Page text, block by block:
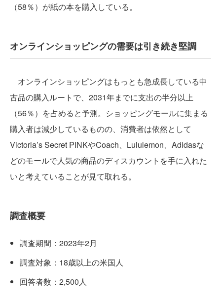
（58％）が紙の本を購入している。
オンラインショッピングの需要は引き続き堅調
オンラインショッピングはもっとも急成長している中
古品の購入ルートで、2031年までに支出の半分以上
（56％）を占めると予測。ショッピングモールに集まる
購入者は減少しているものの、消費者は依然として
Victoria’s Secret PINKやCoach、Lululemon、Adidasな
どのモールで人気の商品のディスカウントを手に入れた
いと考えていることが見て取れる。
調査概要
調査期間：2023年2月
調査対象：18歳以上の米国人
回答者数：2,500人